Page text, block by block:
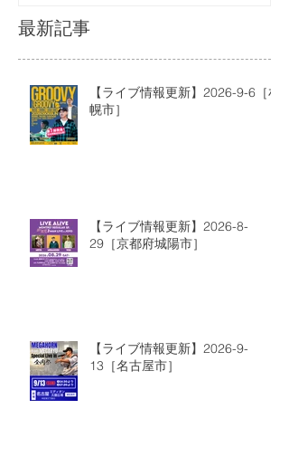
最新記事
【ライブ情報更新】2026-9-6［札
幌市］
【ライブ情報更新】2026-8-
29［京都府城陽市］
【ライブ情報更新】2026-9-
13［名古屋市］